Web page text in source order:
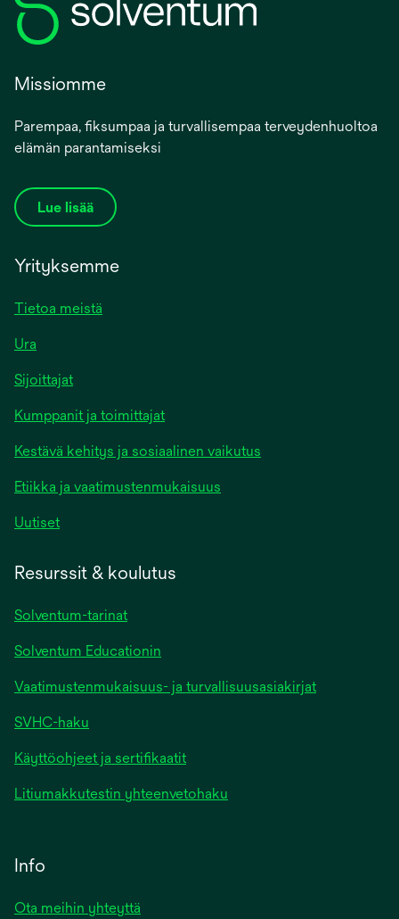
Missiomme
Parempaa, fiksumpaa ja turvallisempaa terveydenhuoltoa
elämän parantamiseksi
Lue lisää
Yrityksemme
Tietoa meistä
Ura
Sijoittajat
Kumppanit ja toimittajat
Kestävä kehitys ja sosiaalinen vaikutus
Etiikka ja vaatimustenmukaisuus
Uutiset
Resurssit & koulutus
Solventum-tarinat
Solventum Educationin
Vaatimustenmukaisuus- ja turvallisuusasiakirjat
SVHC-haku
Käyttöohjeet ja sertifikaatit
Litiumakkutestin yhteenvetohaku
Info
Ota meihin yhteyttä